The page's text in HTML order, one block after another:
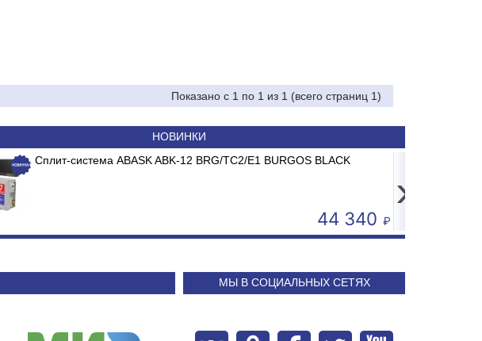
Весы электронные CAS PRII -15CD до 15 кг 2/5г
4 593
НОВИНКИ
Сплит-система ABASK ABK-12 BRG/TC2/E1 BURGOS BLACK
44 340
›
МЫ В СОЦИАЛЬНЫХ СЕТЯХ
Показано с 1 по 1 из 1 (всего страниц 1)